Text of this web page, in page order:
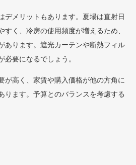
デメリットもあります。夏場は直射日
すく、冷房の使用頻度が増えるため、
あります。遮光カーテンや断熱フィル
必要になるでしょう。
が高く、家賃や購入価格が他の方角に
ります。予算とのバランスを考慮する